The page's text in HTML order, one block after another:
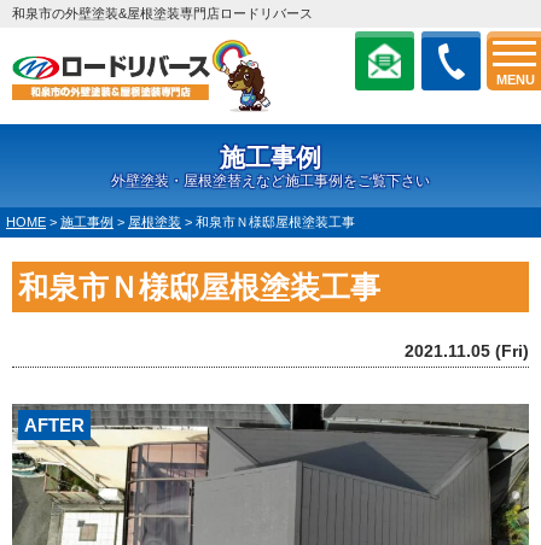
MENU
和泉市の外壁塗装&屋根塗装専門店ロードリバース
施工事例
外壁塗装・屋根塗替えなど施工事例をご覧下さい
HOME > 施工事例 > 屋根塗装 > 和泉市Ｎ様邸屋根塗装工事
和泉市Ｎ様邸屋根塗装工事
2021.11.05 (Fri)
AFTER